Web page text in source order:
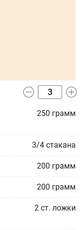
250 грамм
3/4 стакана
200 грамм
200 грамм
2 ст. ложки